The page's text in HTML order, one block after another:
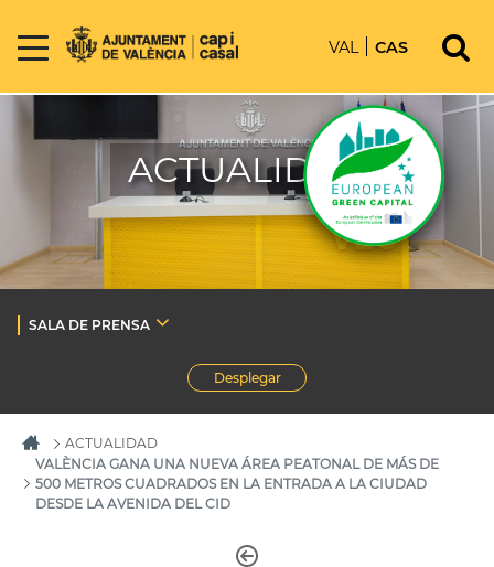
VAL CAS
ACTUALIDAD
SALA DE PRENSA
Desplegar
ACTUALIDAD
VALÈNCIA GANA UNA NUEVA ÁREA PEATONAL DE MÁS DE
500 METROS CUADRADOS EN LA ENTRADA A LA CIUDAD
DESDE LA AVENIDA DEL CID